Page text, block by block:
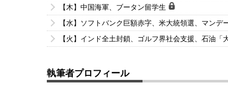
【木】中国海軍、ブータン留学生
【水】ソフトバンク巨額赤字、米大統領選、マンデ
【火】インド全土封鎖、ゴルフ界社会支援、石油「
執筆者プロフィール